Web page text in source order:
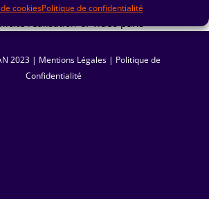
cookiesPolitique de confidentialité
ECRAN- Agence conseil
realisation-of-video paris
© HORS-ECRAN ‏ 2023| Mentions Légales| Politique de
Confidentialité